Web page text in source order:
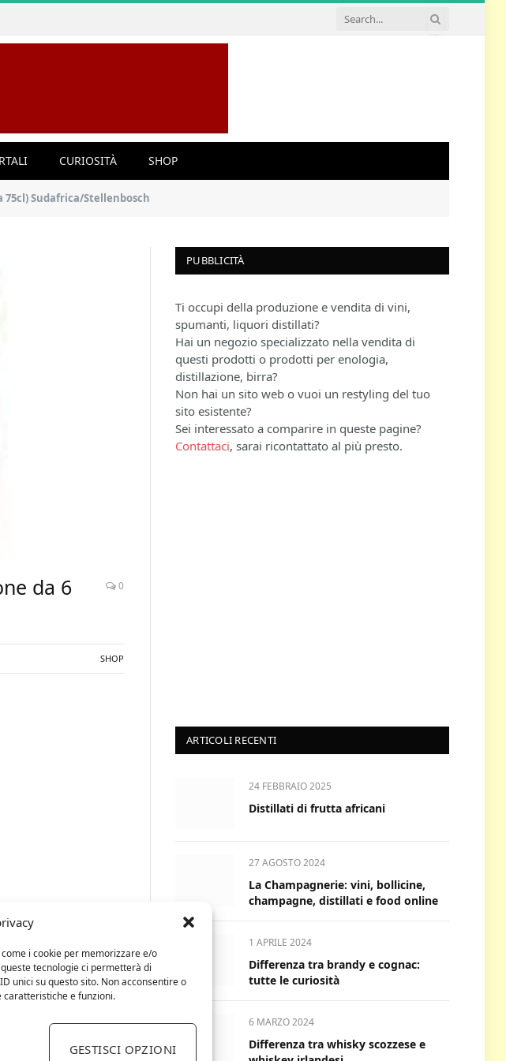
i cookie per memorizzare e/o
tecnologie ci permetterà di
unici su questo sito. Non acconsentire o
caratteristiche e funzioni.
GESTISCI OPZIONI
CURIOSITÀ SHOP
75cl) Sudafrica/Stellenbosch
da 6
0
SHOP
PUBBLICITÀ
Ti occupi della produzione e vendita di vini,
spumanti, liquori distillati?
Hai un negozio specializzato nella vendita di
questi prodotti o prodotti per enologia,
distillazione, birra?
Non hai un sito web o vuoi un restyling del tuo
sito esistente?
Sei interessato a comparire in queste pagine?
Contattaci, sarai ricontattato al più presto.
ARTICOLI RECENTI
24 FEBBRAIO 2025
Distillati di frutta africani
27 AGOSTO 2024
La Champagnerie: vini, bollicine,
champagne, distillati e food online
1 APRILE 2024
Differenza tra brandy e cognac:
tutte le curiosità
6 MARZO 2024
Differenza tra whisky scozzese e